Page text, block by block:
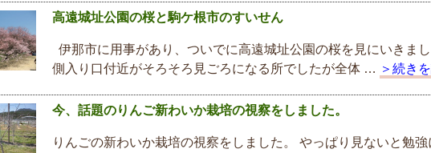
高遠城址公園の桜と駒ケ根市のすいせん
伊那市に用事があり、ついでに高遠城址公園の桜を見にいきま
側入り口付近がそろそろ見ごろになる所でしたが全体 … ＞続き
今、話題のりんご新わいか栽培の視察をしました。
りんごの新わいか栽培の視察をしました。 やっぱり見ないと勉強